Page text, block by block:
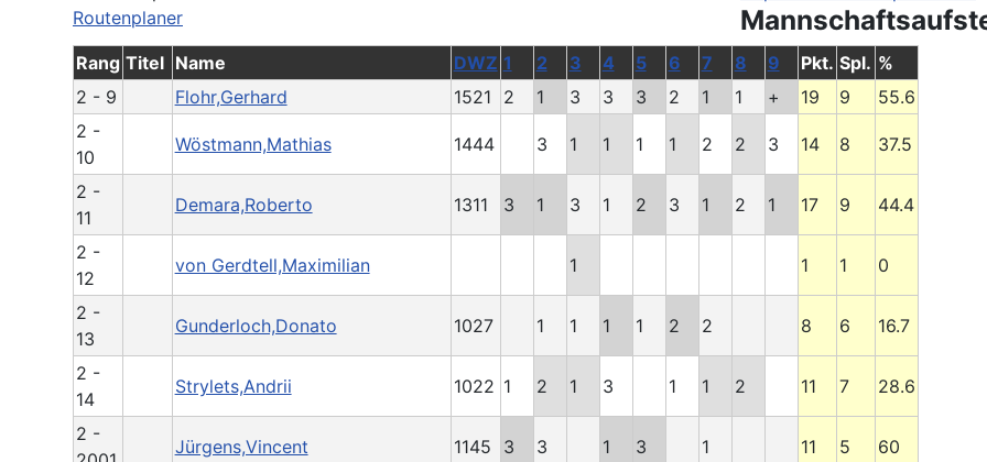
Routenplaner
Rang Titel Name DWZ 1 2 3 4 5 6 7 8 9 Pkt. Spl. %
2 - 9
Flohr,Gerhard 1521 2 1 3 3 3 2 1 1 + 19 9
55.6
2 -
10
Wöstmann,Mathias 1444 3 1 1 1 1 2 2 3 14 8 37.5
2 -
11
Demara,Roberto 1311 3 1 3 1 2 3 1 2 1 17 9 44.4
2 -
12
von Gerdtell,Maximilian 1 1 1 0
2 -
13
Gunderloch,Donato 1027 1 1 1 1 2 2 8 6 16.7
2 -
14
Strylets,Andrii 1022 1 2 1 3 1 1 2 11 7 28.6
2 -
Jürgens,Vincent 1145 3 3 1 3 1 11 5 60